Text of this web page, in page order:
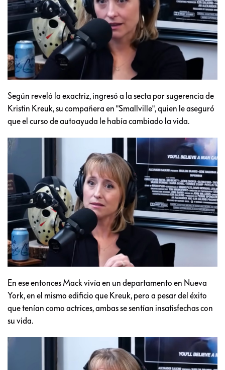
Según reveló la exactriz, ingresó a la secta por sugerencia de
Kristin Kreuk, su compañera en "Smallville", quien le aseguró
que el curso de autoayuda le había cambiado la vida.
En ese entonces Mack vivía en un departamento en Nueva
York, en el mismo edificio que Kreuk, pero a pesar del éxito
que tenían como actrices, ambas se sentían insatisfechas con
su vida.